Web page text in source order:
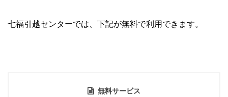
七福引越センターでは、下記が無料で利用できます。
無料サービス